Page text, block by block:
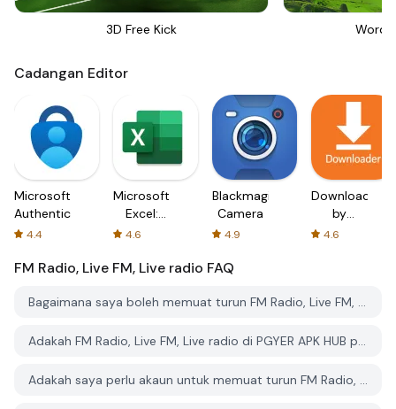
3D Free Kick
Cadangan Editor
Microsoft
Authenticator
4.4
Microsoft
Excel:
Spreadsheets
4.6
Blackmagic
Camera
4.9
Downloader
by
AFTVnews
4.6
FM Radio, Live FM, Live radio FAQ
Bagaimana saya boleh memuat turun FM Radio, Live FM, Live radio dari PGYER APK HUB?
Adakah FM Radio, Live FM, Live radio di PGYER APK HUB percuma untuk dimuat turun?
Adakah saya perlu akaun untuk memuat turun FM Radio, Live FM, Live radio dari PGYER APK HUB?